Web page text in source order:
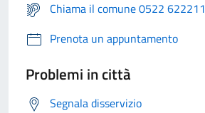
Chiama il comune 0522 622211
Prenota un appuntamento
Problemi in città
Segnala disservizio